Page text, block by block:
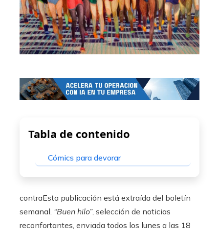
Tabla de contenido
Cómics para devorar
contraEsta publicación está extraída del boletín
semanal. “Buen hilo”, selección de noticias
reconfortantes, enviada todos los lunes a las 18